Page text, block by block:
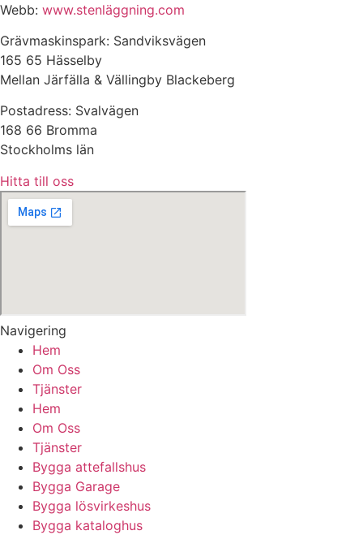
Webb: www.stenläggning.com
Grävmaskinspark: Sandviksvägen
165 65 Hässelby
Mellan Järfälla & Vällingby Blackeberg
Postadress: Svalvägen
168 66 Bromma
Stockholms län
Hitta till oss
Navigering
Hem
Om Oss
Tjänster
Hem
Om Oss
Tjänster
Bygga attefallshus
Bygga Garage
Bygga lösvirkeshus
Bygga kataloghus